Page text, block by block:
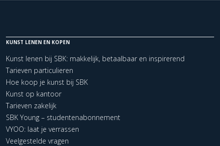
KUNST LENEN EN KOPEN
Kunst lenen bij SBK: makkelijk, betaalbaar en inspirerend
Tarieven particulieren
Hoe koop je kunst bij SBK
Kunst op kantoor
Tarieven zakelijk
SBK Young – studentenabonnement
VYOO: laat je verrassen
Veelgestelde vragen